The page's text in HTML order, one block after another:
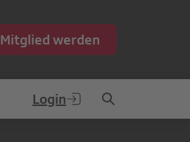
Mitglied werden
Login